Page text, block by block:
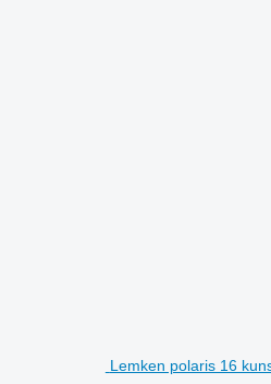
Lemken polaris 16